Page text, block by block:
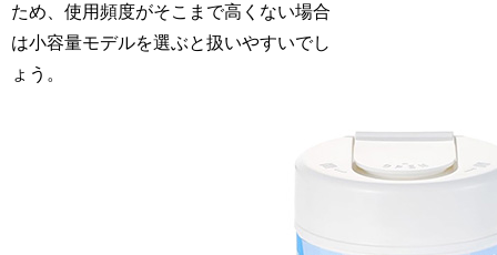
ため、使用頻度がそこまで高くない場合
は小容量モデルを選ぶと扱いやすいでし
ょう。